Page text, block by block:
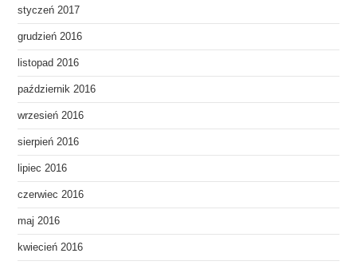
styczeń 2017
grudzień 2016
listopad 2016
październik 2016
wrzesień 2016
sierpień 2016
lipiec 2016
czerwiec 2016
maj 2016
kwiecień 2016